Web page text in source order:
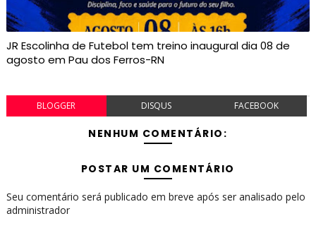
JR Escolinha de Futebol tem treino inaugural dia 08 de
agosto em Pau dos Ferros-RN
BLOGGER DISQUS FACEBOOK
NENHUM COMENTÁRIO:
POSTAR UM COMENTÁRIO
Seu comentário será publicado em breve após ser analisado pelo
administrador